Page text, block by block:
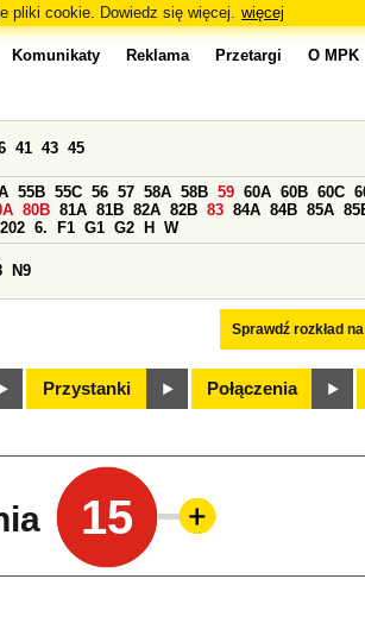
pliki cookie. Dowiedz się więcej. więcej
Komunikaty Reklama Przetargi O MPK
Sprawdź rozkład
41 43 45
55B 55C 56 57 58A 58B 59 60A 60B 60C
80B 81A 81B 82A 82B 83 84A 84B 85A
202 6. F1 G1 G2 H W
N9
Przystanki Połączenia
15